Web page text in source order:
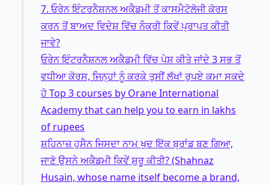
7. ਓਰੇਨ ਇੰਟਰਨੈਸ਼ਨਲ ਅਕੈਡਮੀ ਤੋਂ ਕਾਸਮੈਟੋਲੋਜੀ ਕੋਰਸ
ਕਰਨ ਤੋਂ ਬਾਅਦ ਵਿਦੇਸ਼ ਵਿੱਚ ਨੌਕਰੀ ਕਿਵੇਂ ਪ੍ਰਾਪਤ ਕੀਤੀ
ਜਾਵੇ?
ਓਰੇਨ ਇੰਟਰਨੈਸ਼ਨਲ ਅਕੈਡਮੀ ਵਿੱਚ ਪੇਸ਼ ਕੀਤੇ ਜਾਂਦੇ 3 ਸਭ ਤੋਂ
ਵਧੀਆ ਕੋਰਸ, ਜਿਨ੍ਹਾਂ ਨੂੰ ਕਰਕੇ ਤੁਸੀਂ ਲੱਖਾਂ ਰੁਪਏ ਕਮਾ ਸਕਦੇ
ਹੋ Top 3 courses by Orane International
Academy that can help you to earn in lakhs
of rupees
ਸ਼ਹਿਨਾਜ਼ ਹੁਸੈਨ ਜਿਸਦਾ ਨਾਮ ਖੁਦ ਇੱਕ ਬ੍ਰਾਂਡ ਬਣ ਗਿਆ,
ਜਾਣੋ ਉਸਨੇ ਅਕੈਡਮੀ ਕਿਵੇਂ ਸ਼ੁਰੂ ਕੀਤੀ? (Shahnaz
Husain, whose name itself become a brand,